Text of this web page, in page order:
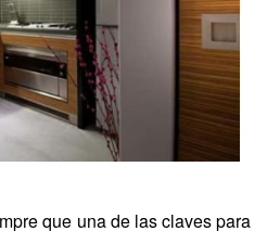
que una de las claves para